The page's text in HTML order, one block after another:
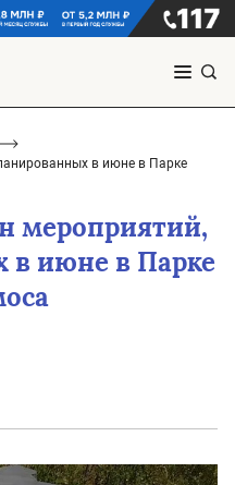
в июне в Парке
мероприятий,
в июне в Парке